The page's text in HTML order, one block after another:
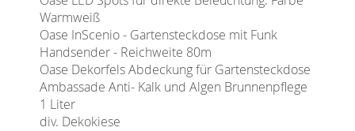
Warmweiß
Oase InScenio - Gartensteckdose mit Funk
Handsender - Reichweite 80m
Oase Dekorfels Abdeckung für Gartensteckdose
Ambassade Anti- Kalk und Algen Brunnenpflege
1 Liter
div. Dekokiese